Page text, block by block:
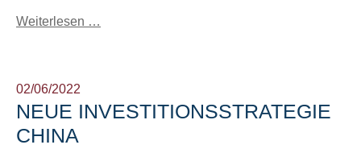
Weiterlesen …
02/06/2022
NEUE INVESTITIONSSTRATEGIE
CHINA